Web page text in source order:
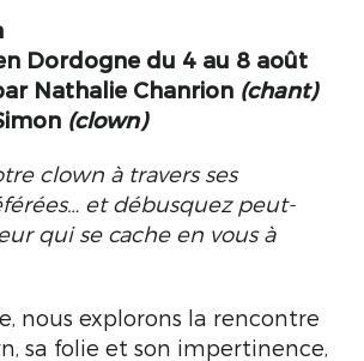
Dordogne du 4 au 8 août
Nathalie Chanrion (chant)
(clown)
clown à travers ses
et débusquez peut-
qui se cache en vous à
nous explorons la rencontre
sa folie et son impertinence,